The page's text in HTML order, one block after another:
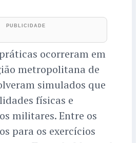
ocorreram em
metropolitana de
simulados que
físicas e
militares. Entre os
para os exercícios